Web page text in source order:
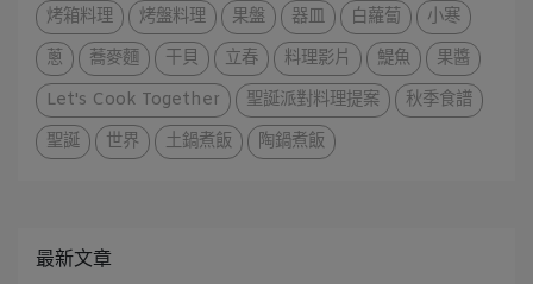
烤箱料理
烤盤料理 果盤 器皿 白蘿蔔
小寒
蔥
蕎麥麵 干貝 立春 料理影片 鯷魚
果醬
Let's Cook Together
聖誕派對料理提案
秋季食譜
聖誕
世界 土鍋煮飯 陶鍋煮飯
最新文章